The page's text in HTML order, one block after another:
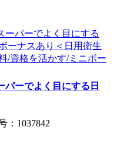
パーでよく目にする日
：1037842